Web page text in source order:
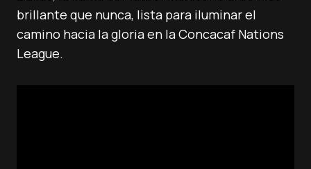
brillante que nunca, lista para iluminar el
camino hacia la gloria en la Concacaf Nations
League.